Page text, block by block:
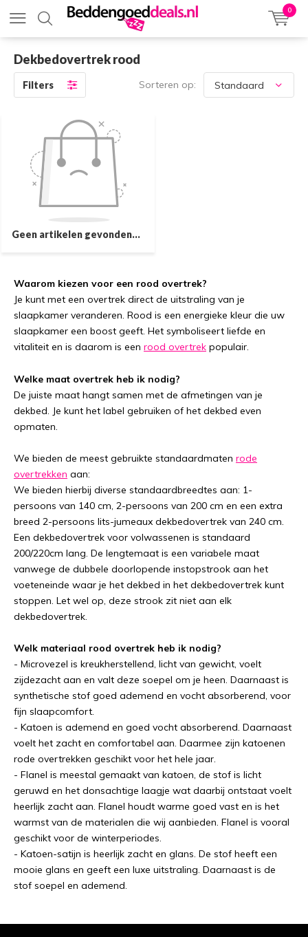
0
Dekbedovertrek rood
Filters Sorteren op:
Geen artikelen gevonden...
Waarom kiezen voor een rood overtrek?
Je kunt met een overtrek direct de uitstraling van je
slaapkamer veranderen. Rood is een energieke kleur die uw
slaapkamer een boost geeft. Het symboliseert liefde en
vitaliteit en is daarom is een rood overtrek populair.
Welke maat overtrek heb ik nodig?
De juiste maat hangt samen met de afmetingen van je
dekbed. Je kunt het label gebruiken of het dekbed even
opmaten.
We bieden de meest gebruikte standaardmaten rode
overtrekken aan:
We bieden hierbij diverse standaardbreedtes aan: 1-
persoons van 140 cm, 2-persoons van 200 cm en een extra
breed 2-persoons lits-jumeaux dekbedovertrek van 240 cm.
Een dekbedovertrek voor volwassenen is standaard
200/220cm lang. De lengtemaat is een variabele maat
vanwege de dubbele doorlopende instopstrook aan het
voeteneinde waar je het dekbed in het dekbedovertrek kunt
stoppen. Let wel op, deze strook zit niet aan elk
dekbedovertrek.
Welk materiaal rood overtrek heb ik nodig?
- Microvezel is kreukherstellend, licht van gewicht, voelt
zijdezacht aan en valt deze soepel om je heen. Daarnaast is
synthetische stof goed ademend en vocht absorberend, voor
fijn slaapcomfort.
- Katoen is ademend en goed vocht absorberend. Daarnaast
voelt het zacht en comfortabel aan. Daarmee zijn katoenen
rode overtrekken geschikt voor het hele jaar.
- Flanel is meestal gemaakt van katoen, de stof is licht
geruwd en het donsachtige laagje wat daarbij ontstaat voelt
heerlijk zacht aan. Flanel houdt warme goed vast en is het
warmst van de materialen die wij aanbieden. Flanel is vooral
geschikt voor de winterperiodes.
- Katoen-satijn is heerlijk zacht en glans. De stof heeft een
mooie glans en geeft een luxe uitstraling. Daarnaast is de
stof soepel en ademend.